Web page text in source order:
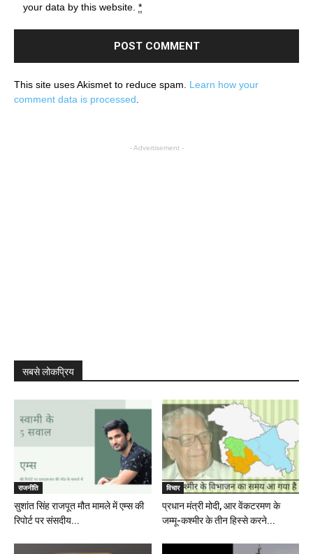
your data by this website. *
This site uses Akismet to reduce spam. Learn how your
comment data is processed
- Advertisement -
सबसे लोकप्रिय
राजनीति
सुशांत सिंह राजपूत मौत मामले में एम्स की
रिपोर्ट पर संसदीय...
विचार
प्रधान मंत्री मोदी, आर वेंकटरमण के
जम्मू-कश्मीर के तीन हिस्से करने...